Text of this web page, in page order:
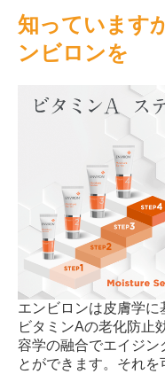
知っています
ンビロンを
エンビロンは皮膚学に
ビタミンAの老化防止
容学の融合でエイジン
とができます。それ